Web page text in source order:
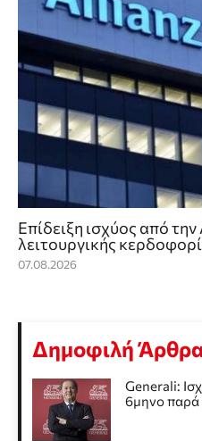
Επίδειξη ισχύος από
λειτουργικής
07.08.2026
Δημοφιλή
Generali:
6μηνο παρά